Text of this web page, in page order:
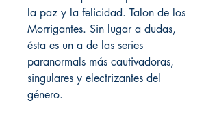
la paz y la felicidad. Talon de los
Morrigantes. Sin lugar a dudas,
ésta es un a de las series
paranormals más cautivadoras,
singulares y electrizantes del
género.